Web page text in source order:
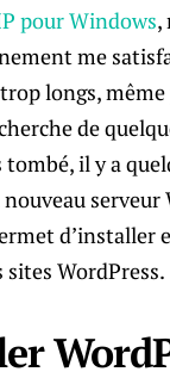
pour Windows,
me
longs,
de
tombé, il y a
nouveau serveur
d’installer
WordPress.